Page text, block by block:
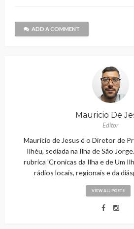
ADD A COMMENT
Mauricio De
Editor
Maurício de Jesus é o Diretor de
Ilhéu, sediada na Ilha de São
rubrica 'Cronicas da Ilha e de Um
rádios locais, regionais e da
VIEW ALL POSTS